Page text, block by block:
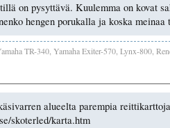
on pysyttävä. Kuulemma on kovat
hengen porukalla ja koska meinaa
TR-340, Yamaha Exiter-570, Lynx-800,
alueelta parempia
skoterled/karta.htm